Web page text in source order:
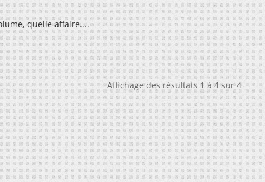
quelle affaire....
Affichage des résultats 1 à 4 sur 4